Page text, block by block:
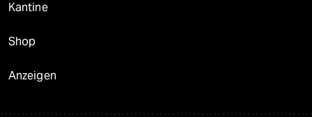
Kantine
Shop
Anzeigen